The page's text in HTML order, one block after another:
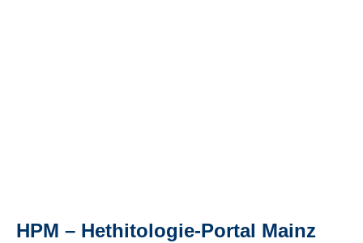
HPM – Hethitologie-Portal Mainz